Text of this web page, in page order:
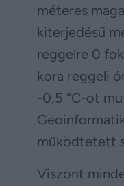
méteres
kiterjedésű
reggelre 0
kora reggeli
-0,5 °C-ot
működtetett
Viszont